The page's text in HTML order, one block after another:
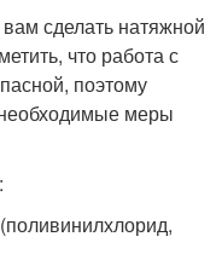
сделать натяжной
что работа с
поэтому
меры